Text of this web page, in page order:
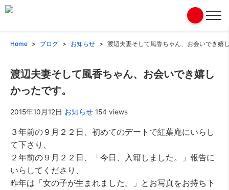
Home ブログ お知らせ 渡辺夫妻そして風香ちゃん、お会いでき嬉
渡辺夫妻そして風香ちゃん、お会いでき嬉し
かったです。
2015年10月12日 お知らせ 154 views
３年前の９月２２日、初めてのデートで紅葉庵にいらし
て下さり、
２年前の９月２２日、「今日、入籍しました。」報告に
いらしてくださり、
昨年は「女の子が生まれました。」とお写真をお持ち下